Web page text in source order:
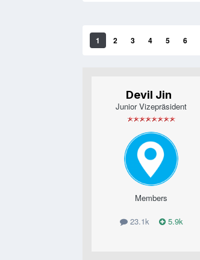
1 2 3 4 5 6
Devil Jin
Junior Vizepräsident
Members
23.1k 5.9k